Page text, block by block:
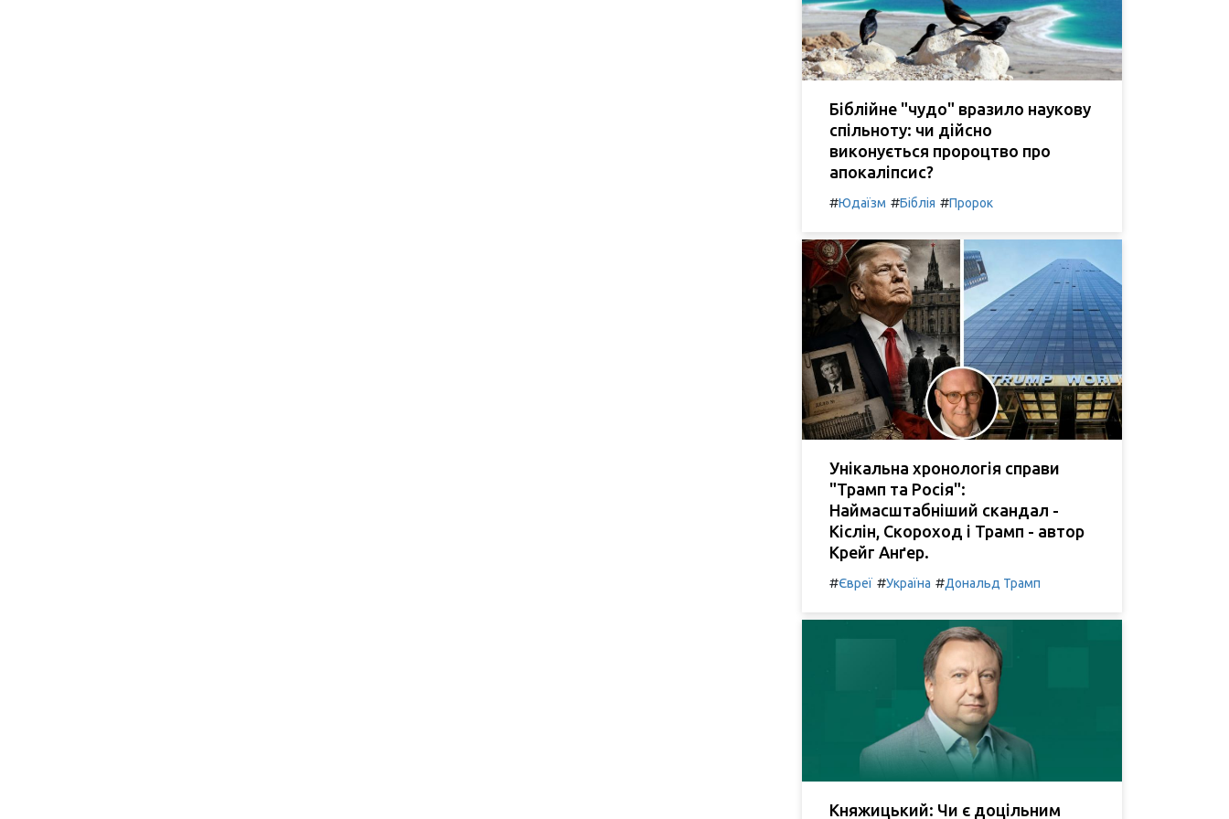
Біблійне "чудо" вразило наукову
спільноту: чи дійсно
виконується пророцтво про
апокаліпсис?
#Юдаїзм #Біблія #Пророк
Унікальна хронологія справи
"Трамп та Росія":
Наймасштабніший скандал -
Кіслін, Скороход і Трамп - автор
Крейг Анґер.
#Євреї #Україна #Дональд Трамп
Княжицький: Чи є доцільним